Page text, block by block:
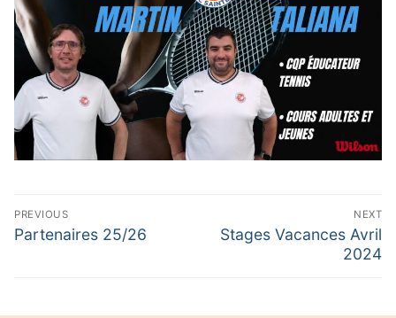
Navigation
de
PREVIOUS
Previous
Partenaires 25/26
NEXT
Next
Stages Vacances Avril
2024